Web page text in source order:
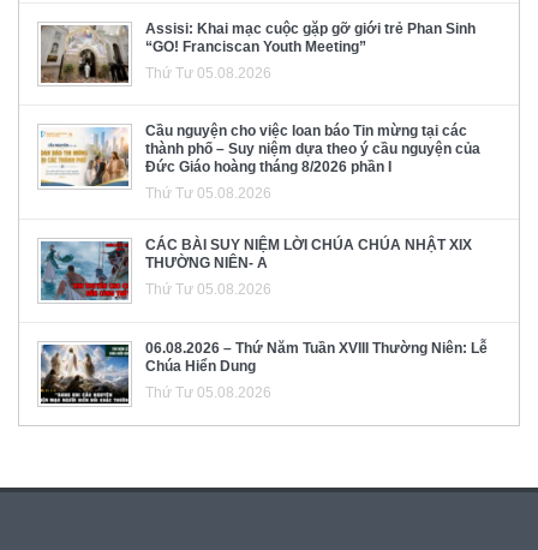
Assisi: Khai mạc cuộc gặp gỡ giới trẻ Phan Sinh
“GO! Franciscan Youth Meeting”
Thứ Tư 05.08.2026
Cầu nguyện cho việc loan báo Tin mừng tại các
thành phố – Suy niệm dựa theo ý cầu nguyện của
Đức Giáo hoàng tháng 8/2026 phần I
Thứ Tư 05.08.2026
CÁC BÀI SUY NIỆM LỜI CHÚA CHÚA NHẬT XIX
THƯỜNG NIÊN- A
Thứ Tư 05.08.2026
06.08.2026 – Thứ Năm Tuần XVIII Thường Niên: Lễ
Chúa Hiển Dung
Thứ Tư 05.08.2026